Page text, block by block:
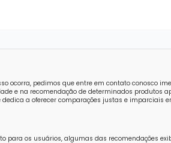
ocorra, pedimos que entre em contato conosco
e na recomendação de determinados produtos
a oferecer comparações justas e imparciais
os usuários, algumas das recomendações